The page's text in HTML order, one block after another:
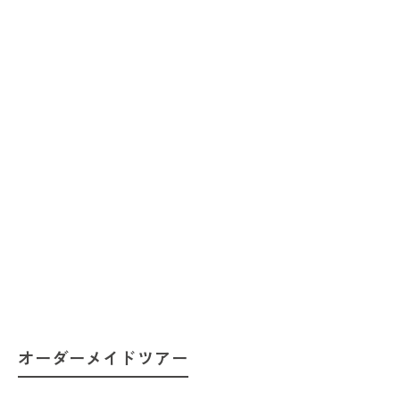
オーダーメイドツアー